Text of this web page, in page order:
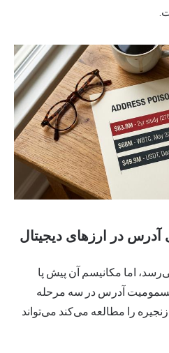
در ارزهای دیجیتال
اما مکانیسم آن پیش پا
آدرس در سه مرحله
را مطالعه می‌کند می‌تواند